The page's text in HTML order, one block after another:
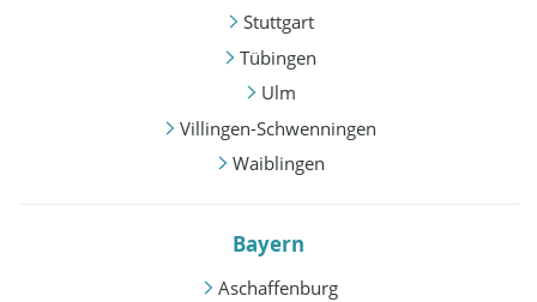
Stuttgart
Tübingen
Ulm
Villingen-Schwenningen
Waiblingen
Bayern
Aschaffenburg